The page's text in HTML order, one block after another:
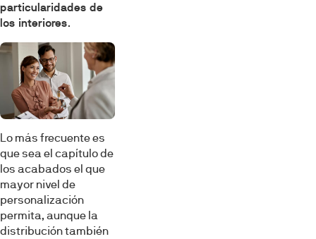
particularidades de
los interiores.
Lo más frecuente es
que sea el capítulo de
los acabados el que
mayor nivel de
personalización
permita, aunque la
distribución también